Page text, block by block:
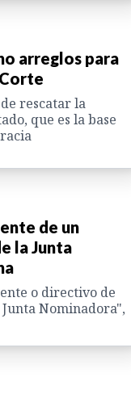
arreglos para
rescatar la
que es la base
de un
la Junta
o directivo de
Nominadora",